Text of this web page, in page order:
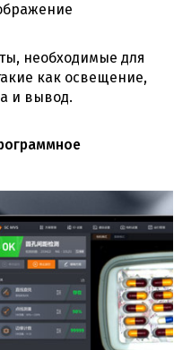
необходимые для
как освещение,
и вывод.